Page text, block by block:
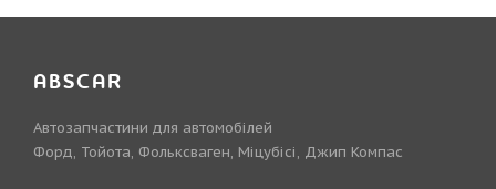
ABSCAR
Автозапчастини для автомобілей
Форд, Тойота, Фольксваген, Міцубісі, Джип Компас